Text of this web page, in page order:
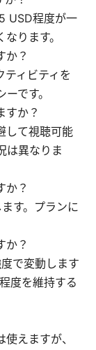
USD程度が一
ります。
か？
ィビティを
です。
すか？
して視聴可能
は異なりま
か？
す。プランに
か？
度で変動します
度を維持する
えますが、